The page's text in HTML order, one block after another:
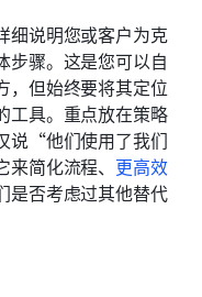
说明您或客户为克
步骤。这是您可以自
，但始终要将其定位
工具。重点放在策略
说“他们使用了我们
简化流程、 更高效
是否考虑过其他替代